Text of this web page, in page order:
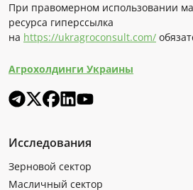
При правомерном использовании
ресурса гиперссылка
на https://ukragroconsult.com/
Агрохолдинги Украины
Исследования
Зерновой сектор
Масличный сектор